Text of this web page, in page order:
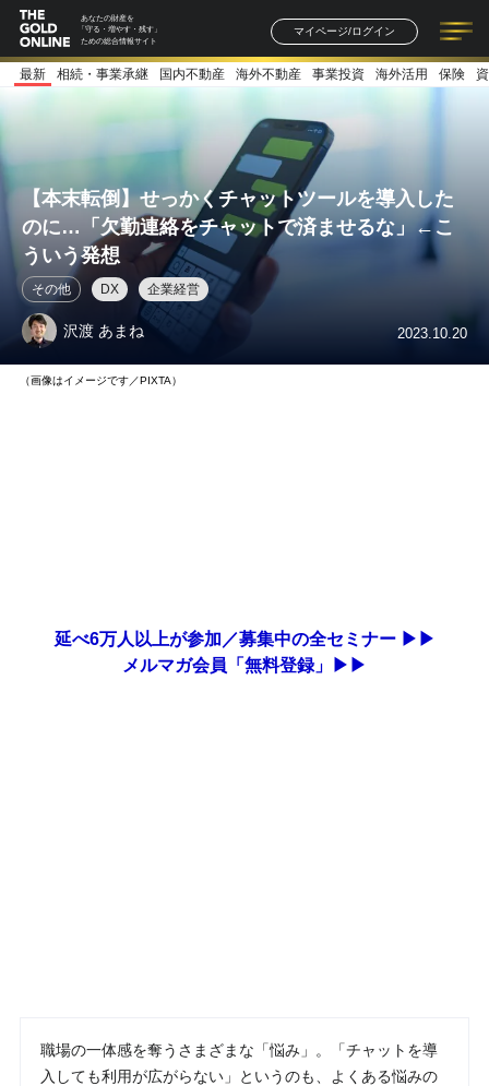
あなたの財産を
「守る・増やす・残す」
ための総合情報サイト
マイページ/ログイン
記事一覧 連載一覧
著者一覧 書籍一覧
最新 相続・事業承継 国内不動産 海外不動産 事業投資 海外活用 保険
【本末転倒】せっかくチャットツールを導入した
のに…「欠勤連絡をチャットで済ませるな」←こ
ういう発想
その他 DX 企業経営
沢渡 あまね 2023.10.20
（画像はイメージです／PIXTA）
延べ6万人以上が参加／募集中の全セミナー ▶▶
メルマガ会員「無料登録」▶▶
職場の一体感を奪うさまざまな「悩み」。「チャットを導
入しても利用が広がらない」というのも、よくある悩みの